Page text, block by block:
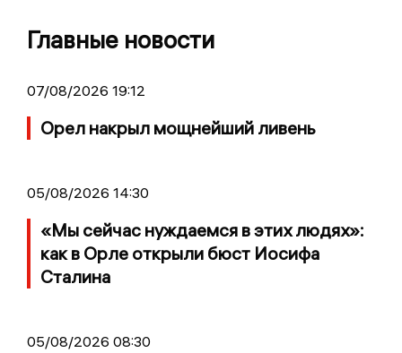
Главные новости
07/08/2026 19:12
Орел накрыл мощнейший ливень
05/08/2026 14:30
«Мы сейчас нуждаемся в этих людях»:
как в Орле открыли бюст Иосифа
Сталина
05/08/2026 08:30